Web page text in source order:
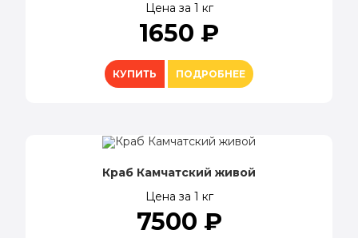
Цена за 1 кг
1650 ₽
КУПИТЬ ПОДРОБНЕЕ
Краб Камчатский живой
Цена за 1 кг
7500 ₽